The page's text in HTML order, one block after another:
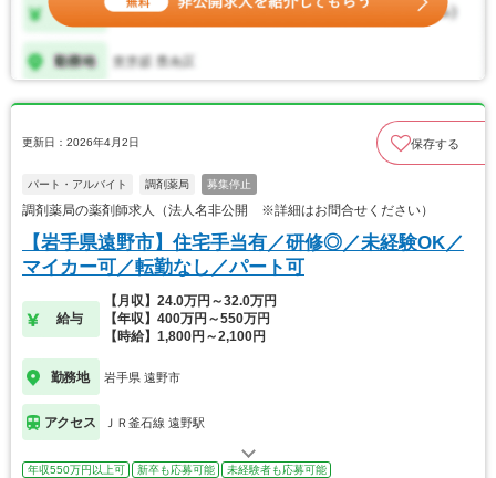
更新日：2026年4月2日 保存する
パート・アルバイト 調剤薬局 募集停止
調剤薬局の薬剤師求人（法人名非公開 ※詳細はお問合せください）
【岩手県遠野市】住宅手当有／研修◎／未経験OK／
マイカー可／転勤なし／パート可
給与
【月収】24.0万円～32.0万円
【年収】400万円～550万円
【時給】1,800円～2,100円
勤務地 岩手県 遠野市
アクセス ＪＲ釜石線 遠野駅
年収550万円以上可 新卒も応募可能
未経験者も応募可能